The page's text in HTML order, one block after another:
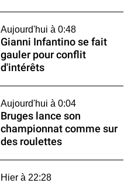
Aujourd'hui à 0:48
Gianni Infantino se fait
gauler pour conflit
d'intérêts
Aujourd'hui à 0:04
Bruges lance son
championnat comme sur
des roulettes
Hier à 22:28